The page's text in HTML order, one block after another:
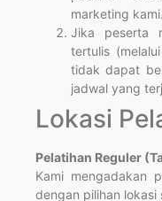
marketing kami.
Jika peserta
tertulis (melalui
tidak dapat
jadwal yang
Lokasi
Pelatihan Reguler
Kami mengadakan
dengan pilihan lokasi